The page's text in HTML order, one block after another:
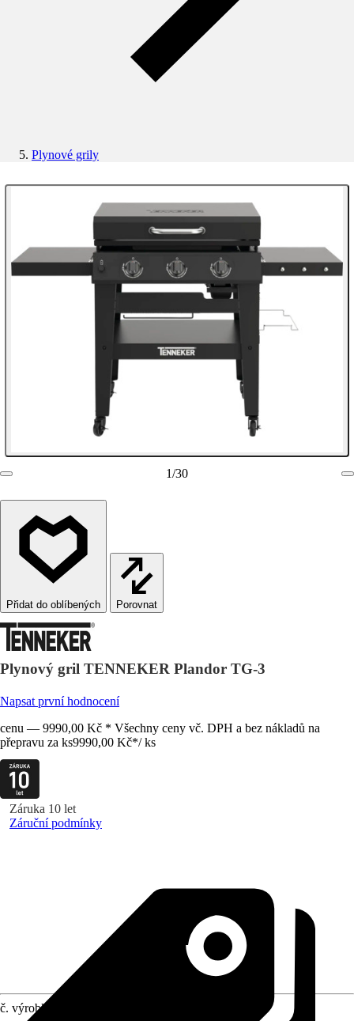
Plynové grily
1/30
Porovnat
Plynový gril TENNEKER Plandor TG-3
Napsat první hodnocení
cenu — 9990,00 Kč * Všechny ceny vč. DPH a bez nákladů na
přepravu za ks9990,00 Kč*/ ks
Záruka 10 let
Záruční podmínky
č. výrobku